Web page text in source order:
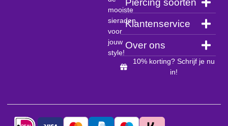
mooiste
sieraden
voor
jouw
style!
Piercing soorten
Klantenservice
Over ons
10% korting? Schrijf je nu
in!